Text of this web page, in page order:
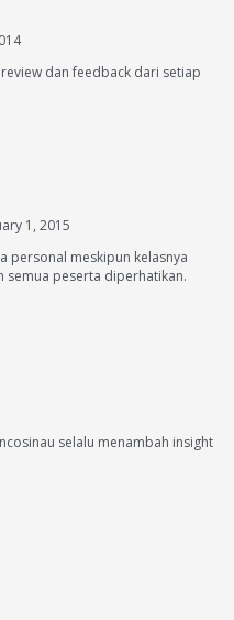
dan feedback dari setiap
1, 2015
personal meskipun kelasnya
semua peserta diperhatikan.
selalu menambah insight